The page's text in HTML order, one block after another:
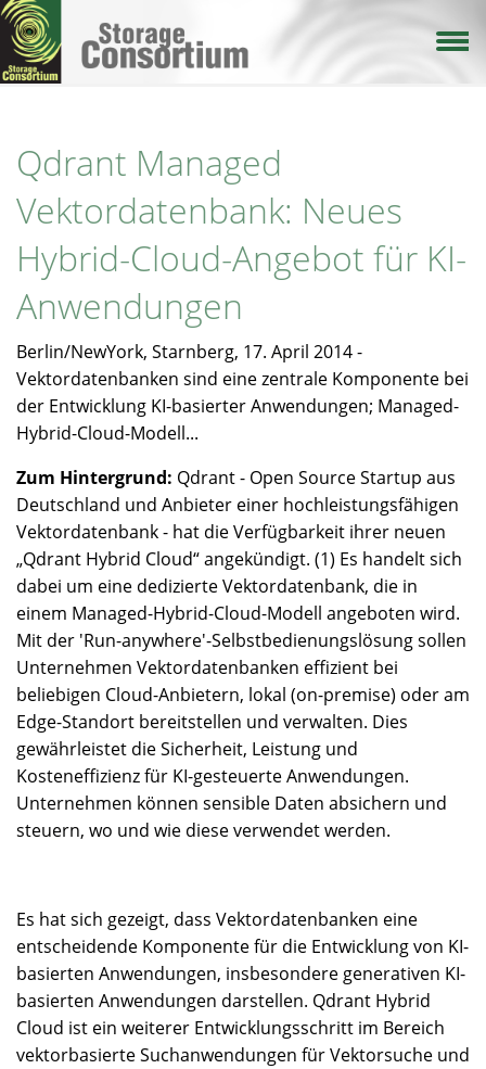
Direkt
zum
Inhalt
Qdrant Managed
Vektordatenbank: Neues
Hybrid-Cloud-Angebot für KI-
Anwendungen
Berlin/NewYork, Starnberg, 17. April 2014 -
Vektordatenbanken sind eine zentrale Komponente bei
der Entwicklung KI-basierter Anwendungen; Managed-
Hybrid-Cloud-Modell...
Zum Hintergrund: Qdrant - Open Source Startup aus
Deutschland und Anbieter einer hochleistungsfähigen
Vektordatenbank - hat die Verfügbarkeit ihrer neuen
„Qdrant Hybrid Cloud“ angekündigt. (1) Es handelt sich
dabei um eine dedizierte Vektordatenbank, die in
einem Managed-Hybrid-Cloud-Modell angeboten wird.
Mit der 'Run-anywhere'-Selbstbedienungslösung sollen
Unternehmen Vektordatenbanken effizient bei
beliebigen Cloud-Anbietern, lokal (on-premise) oder am
Edge-Standort bereitstellen und verwalten. Dies
gewährleistet die Sicherheit, Leistung und
Kosteneffizienz für KI-gesteuerte Anwendungen.
Unternehmen können sensible Daten absichern und
steuern, wo und wie diese verwendet werden.
Es hat sich gezeigt, dass Vektordatenbanken eine
entscheidende Komponente für die Entwicklung von KI-
basierten Anwendungen, insbesondere generativen KI-
basierten Anwendungen darstellen. Qdrant Hybrid
Cloud ist ein weiterer Entwicklungsschritt im Bereich
vektorbasierte Suchanwendungen für Vektorsuche und